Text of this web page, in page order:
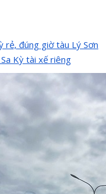
rẻ, đúng giờ tàu Lý Sơn
Kỳ tài xế riêng